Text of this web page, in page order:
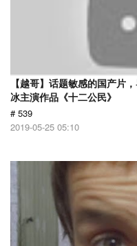
【越哥】话题敏感的国产片
冰主演作品《十二公民》
# 539
2019-05-25 05:10